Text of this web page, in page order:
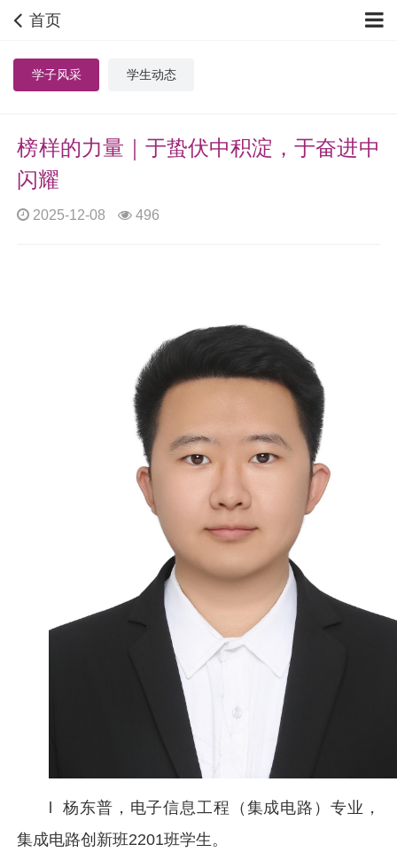
首页
学子风采 学生动态
榜样的力量｜于蛰伏中积淀，于奋进中
闪耀
2025-12-08 496
l 杨东普，电子信息工程（集成电路）专业，
集成电路创新班2201班学生。